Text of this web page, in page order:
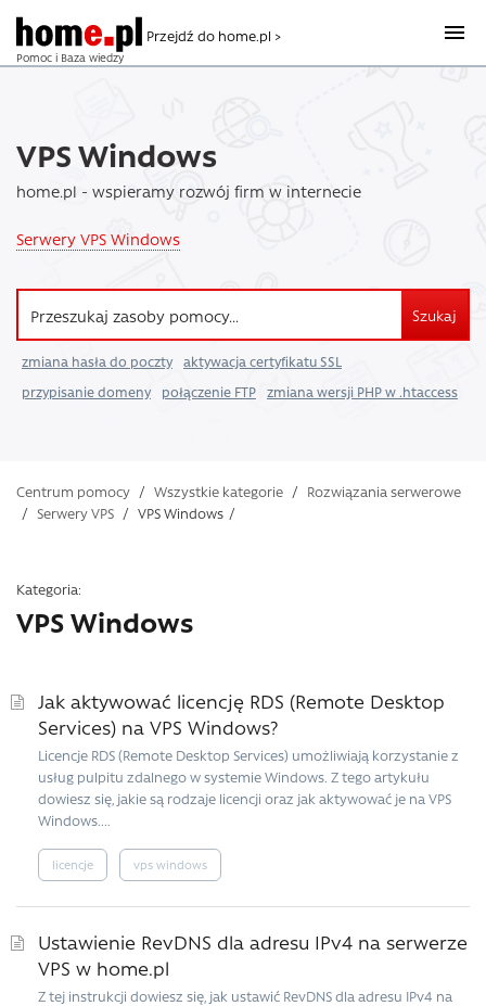
Pomoc i Baza wiedzy
Przejdź do home.pl >
VPS Windows
home.pl - wspieramy rozwój firm w internecie
Serwery VPS Windows
Szukaj
zmiana hasła do poczty
aktywacja certyfikatu SSL
przypisanie domeny
połączenie FTP zmiana wersji PHP w .htaccess
Centrum pomocy / Wszystkie kategorie / Rozwiązania serwerowe
/ Serwery VPS / VPS Windows /
Kategoria:
VPS Windows
Jak aktywować licencję RDS (Remote Desktop
Services) na VPS Windows?
Licencje RDS (Remote Desktop Services) umożliwiają korzystanie z
usług pulpitu zdalnego w systemie Windows. Z tego artykułu
dowiesz się, jakie są rodzaje licencji oraz jak aktywować je na VPS
Windows....
licencje vps windows
Ustawienie RevDNS dla adresu IPv4 na serwerze
VPS w home.pl
Z tej instrukcji dowiesz się, jak ustawić RevDNS dla adresu IPv4 na